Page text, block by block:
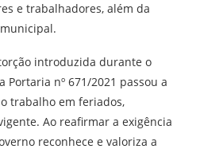
e trabalhadores, além da
introduzida durante o
nº 671/2021 passou a
trabalho em feriados,
Ao reafirmar a exigência
reconhece e valoriza a